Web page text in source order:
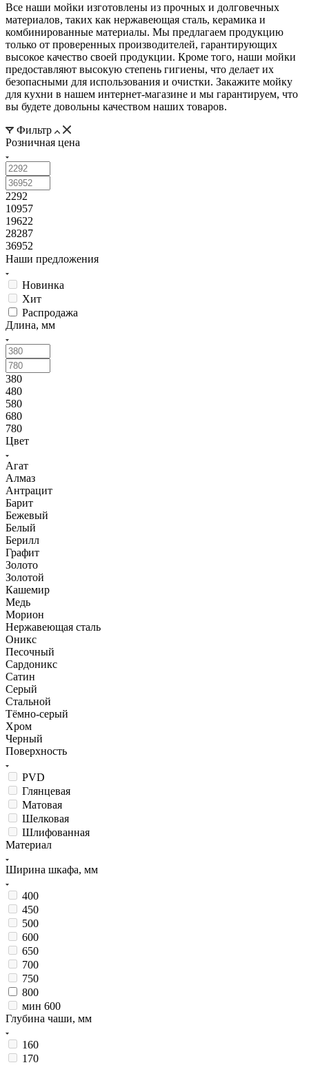
Все наши мойки изготовлены из прочных и долговечных
материалов, таких как нержавеющая сталь, керамика и
комбинированные материалы. Мы предлагаем продукцию
только от проверенных производителей, гарантирующих
высокое качество своей продукции. Кроме того, наши мойки
предоставляют высокую степень гигиены, что делает их
безопасными для использования и очистки. Закажите мойку
для кухни в нашем интернет-магазине и мы гарантируем, что
вы будете довольны качеством наших товаров.
Фильтр
Розничная цена
2292
10957
19622
28287
36952
Наши предложения
Новинка
Хит
Распродажа
Длина, мм
380
480
580
680
780
Цвет
Агат
Алмаз
Антрацит
Барит
Бежевый
Белый
Берилл
Графит
Золото
Золотой
Кашемир
Медь
Морион
Нержавеющая сталь
Оникс
Песочный
Сардоникс
Сатин
Серый
Стальной
Тёмно-серый
Хром
Черный
Поверхность
PVD
Глянцевая
Матовая
Шелковая
Шлифованная
Материал
Ширина шкафа, мм
400
450
500
600
650
700
750
800
мин 600
Глубина чаши, мм
160
170